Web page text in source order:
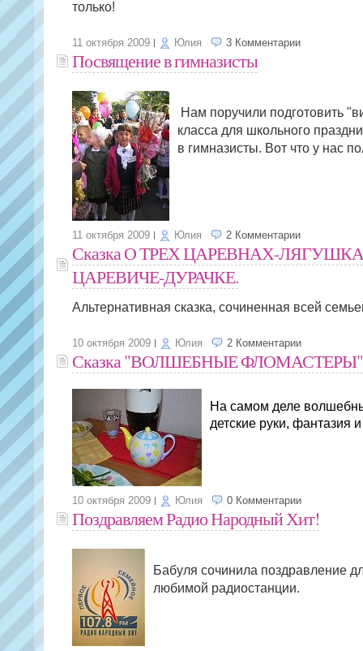
только!
11 октября 2009 Юлия 3 Комментарии
Посвящение в гимназисты
Нам поручили подготовить
класса для школьного
в гимназисты. Вот что у нас
11 октября 2009 Юлия 2 Комментарии
Сказка О ТРЕХ ЦАРЕВНАХ-
ЦАРЕВИЧЕ-ДУРАЧКЕ.
Альтернативная сказка, сочиненная всей
10 октября 2009 Юлия 2 Комментарии
Сказка "ВОЛШЕБНЫЕ ФЛОМАСТЕРЫ"
На самом деле
детские руки, фантазия
10 октября 2009 Юлия 0 Комментарии
Поздравляем Радио Народный Хит!
Бабуля сочинила поздравление
любимой радиостанции.